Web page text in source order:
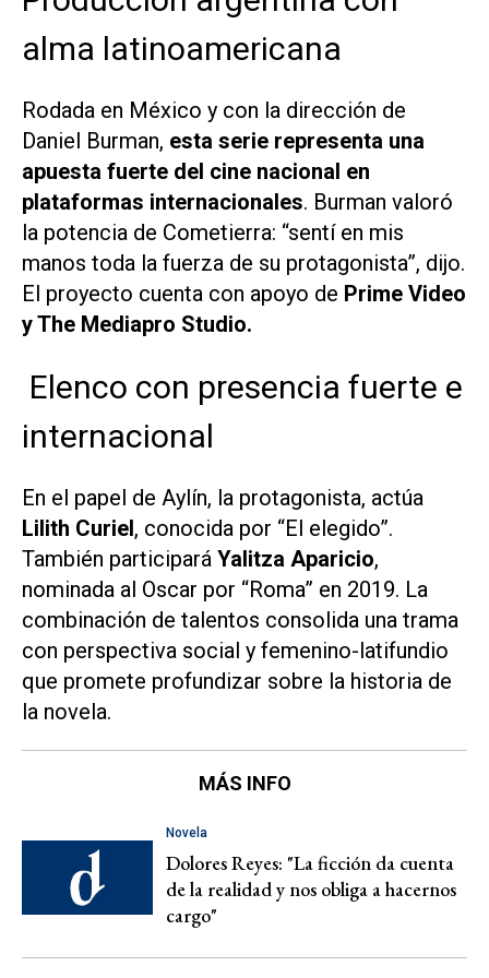
alma latinoamericana
Rodada en México y con la dirección de
Daniel Burman, esta serie representa una
apuesta fuerte del cine nacional en
plataformas internacionales. Burman valoró
la potencia de Cometierra: “sentí en mis
manos toda la fuerza de su protagonista”, dijo.
El proyecto cuenta con apoyo de Prime Video
y The Mediapro Studio.
Elenco con presencia fuerte e
internacional
En el papel de Aylín, la protagonista, actúa
Lilith Curiel, conocida por “El elegido”.
También participará Yalitza Aparicio,
nominada al Oscar por “Roma” en 2019. La
combinación de talentos consolida una trama
con perspectiva social y femenino-latifundio
que promete profundizar sobre la historia de
la novela.
MÁS INFO
Novela
Dolores Reyes: "La ficción da cuenta
de la realidad y nos obliga a hacernos
cargo"